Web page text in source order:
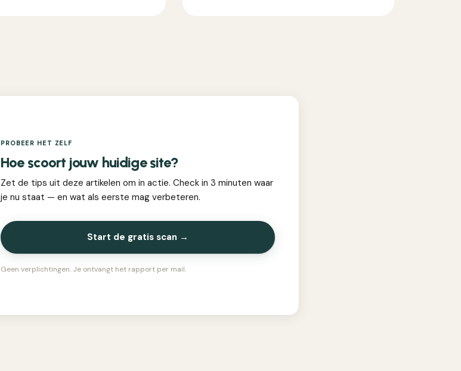
PROBEER HET ZELF
Hoe scoort jouw huidige site?
Zet de tips uit deze artikelen om in actie. Check in 3 minuten waar
je nu staat — en wat als eerste mag verbeteren.
Start de gratis scan →
Geen verplichtingen. Je ontvangt het rapport per mail.